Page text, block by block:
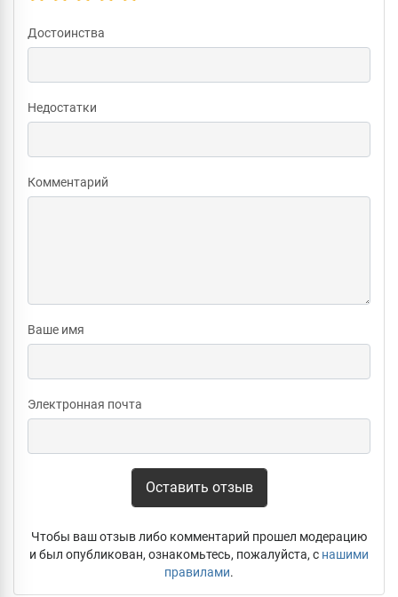
Достоинства
Недостатки
Комментарий
Ваше имя
Электронная почта
Оставить отзыв
Чтобы ваш отзыв либо комментарий прошел модерацию
и был опубликован, ознакомьтесь, пожалуйста, с нашими
правилами.